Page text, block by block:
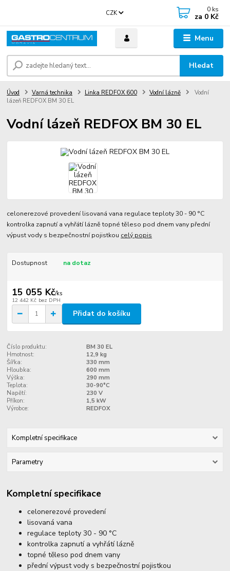
Menu
CZK
Hledat
0 ks
za 0 Kč
Úvod Varná technika Linka REDFOX 600 Vodní lázně
Vodní
lázeň REDFOX BM 30 EL
Vodní lázeň REDFOX BM 30 EL
celonerezové provedení lisovaná vana regulace teploty 30 - 90 °C
kontrolka zapnutí a vyhřátí lázně topné těleso pod dnem vany přední
výpust vody s bezpečnostní pojistkou celý popis
Dostupnost na dotaz
15 055 Kč/ks
12 442 Kč bez DPH
Přidat do košíku
Číslo produktu:
BM 30 EL
Hmotnost:
12,9 kg
Šířka:
330 mm
Hloubka:
600 mm
Výška:
290 mm
Teplota:
30-90°C
Napětí:
230 V
Příkon:
1,5 kW
Výrobce:
REDFOX
Kompletní specifikace
Parametry
Kompletní specifikace
celonerezové provedení
lisovaná vana
regulace teploty 30 - 90 °C
kontrolka zapnutí a vyhřátí lázně
topné těleso pod dnem vany
přední výpust vody s bezpečnostní pojistkou